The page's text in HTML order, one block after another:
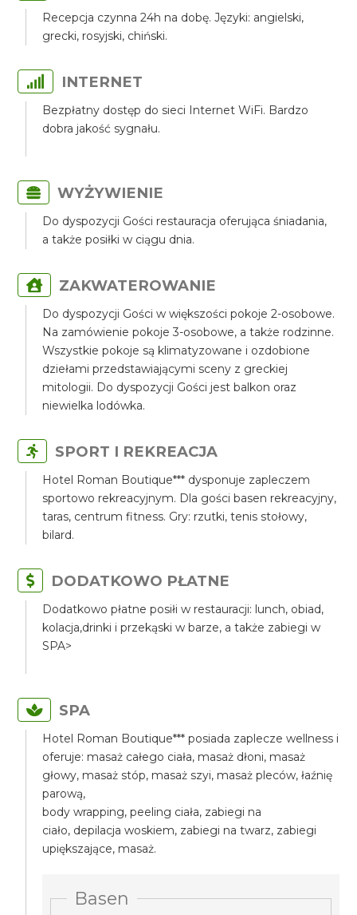
Recepcja czynna 24h na dobę. Języki: angielski,
grecki, rosyjski, chiński.
INTERNET
Bezpłatny dostęp do sieci Internet WiFi. Bardzo
dobra jakość sygnału.
WYŻYWIENIE
Do dyspozycji Gości restauracja oferująca śniadania,
a także posiłki w ciągu dnia.
ZAKWATEROWANIE
Do dyspozycji Gości w większości pokoje 2-osobowe.
Na zamówienie pokoje 3-osobowe, a także rodzinne.
Wszystkie pokoje są klimatyzowane i ozdobione
dziełami przedstawiającymi sceny z greckiej
mitologii. Do dyspozycji Gości jest balkon oraz
niewielka lodówka.
SPORT I REKREACJA
Hotel Roman Boutique*** dysponuje zapleczem
sportowo rekreacyjnym. Dla gości basen rekreacyjny,
taras, centrum fitness. Gry: rzutki, tenis stołowy,
bilard.
DODATKOWO PŁATNE
Dodatkowo płatne posiłi w restauracji: lunch, obiad,
kolacja,drinki i przekąski w barze, a także zabiegi w
SPA>
SPA
Hotel Roman Boutique*** posiada zaplecze wellness i
oferuje: masaż całego ciała, masaż dłoni, masaż
głowy, masaż stóp, masaż szyi, masaż pleców, łaźnię
parową,
body wrapping, peeling ciała, zabiegi na
ciało, depilacja woskiem, zabiegi na twarz, zabiegi
upiększające, masaż.
Basen